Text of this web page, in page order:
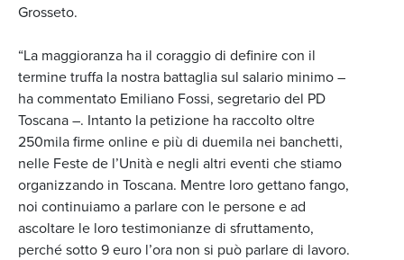
Grosseto.
“La maggioranza ha il coraggio di definire con il
termine truffa la nostra battaglia sul salario minimo –
ha commentato Emiliano Fossi, segretario del PD
Toscana –. Intanto la petizione ha raccolto oltre
250mila firme online e più di duemila nei banchetti,
nelle Feste de l’Unità e negli altri eventi che stiamo
organizzando in Toscana. Mentre loro gettano fango,
noi continuiamo a parlare con le persone e ad
ascoltare le loro testimonianze di sfruttamento,
perché sotto 9 euro l’ora non si può parlare di lavoro.